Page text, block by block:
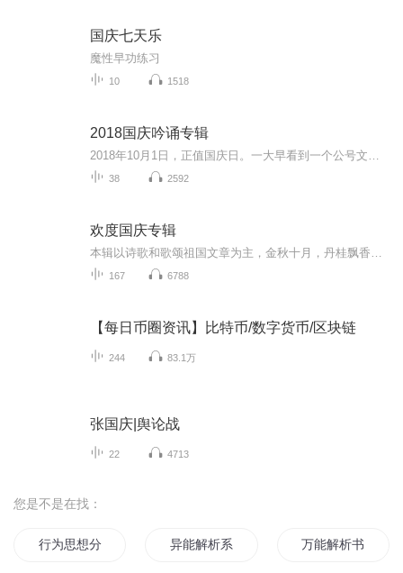
国庆七天乐
魔性早功练习
10 1518
2018国庆吟诵专辑
38 2592
欢度国庆专辑
167 6788
【每日币圈资讯】比特币/数字货币/区块链
244 83.1万
张国庆|舆论战
22 4713
您是不是在找：
行为思想分析师 异能解析系统 万能解析书